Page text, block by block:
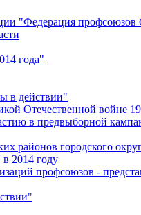
"Федерация профсоюзов
года"
в действии"
Отечественной войне
в предвыборной
районов городского
2014 году
профсоюзов -